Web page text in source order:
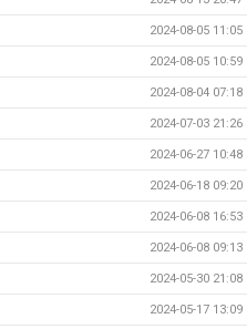
2024-08-05 11:05
2024-08-05 10:59
2024-08-04 07:18
2024-07-03 21:26
2024-06-27 10:48
2024-06-18 09:20
2024-06-08 16:53
2024-06-08 09:13
2024-05-30 21:08
2024-05-17 13:09